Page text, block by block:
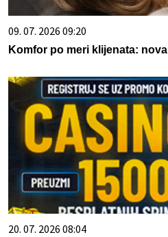
09. 07. 2026 09:20
Komfor po meri klijenata:
20. 07. 2026 08:04